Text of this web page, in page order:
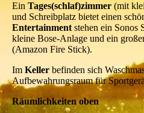
Ein Tages(schlaf)zimmer (mit
und Schreibplatz bietet einen
Entertainment stehen ein Sonos
kleine Bose-Anlage und ein
(Amazon Fire Stick).
Im Keller befinden sich
Aufbewahrungsraum für
Räumlichkeiten oben